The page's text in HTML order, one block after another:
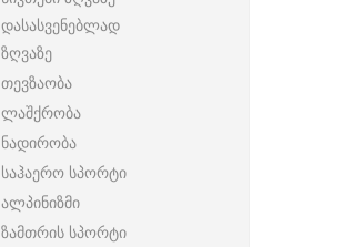
დასასვენებლად
ზღვაზე
თევზაობა
ლაშქრობა
ნადირობა
საჰაერო სპორტი
ალპინიზმი
ზამთრის სპორტი